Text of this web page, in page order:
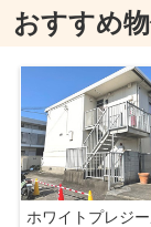
おすすめ
ホワイトプレジ